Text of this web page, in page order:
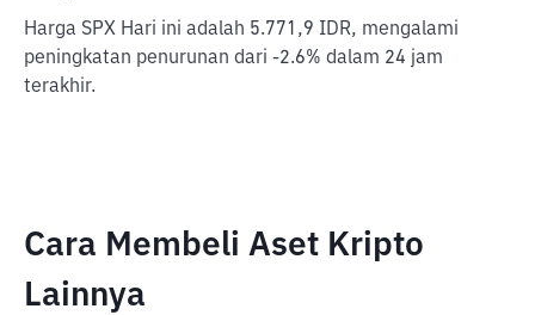
Harga SPX Hari ini adalah 5.771,9 IDR, mengalami
peningkatan penurunan dari -2.6% dalam 24 jam
terakhir.
Cara Membeli Aset Kripto
Lainnya